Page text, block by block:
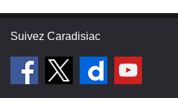
Suivez Caradisiac